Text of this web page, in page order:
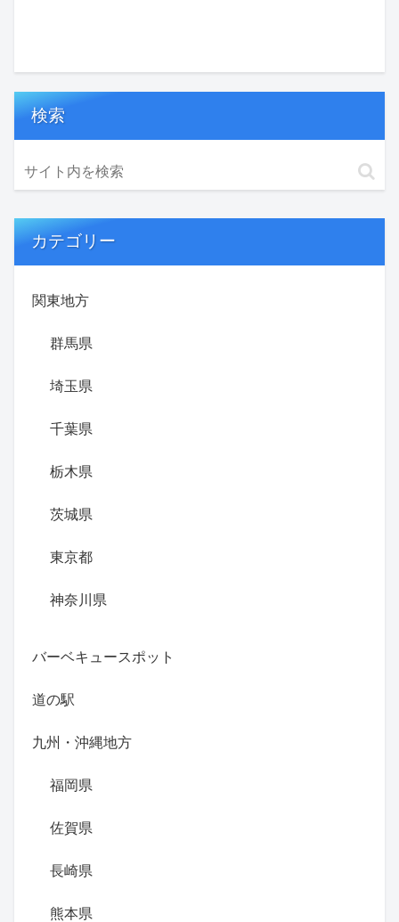
検索
カテゴリー
関東地方
群馬県
埼玉県
千葉県
栃木県
茨城県
東京都
神奈川県
バーベキュースポット
道の駅
九州・沖縄地方
福岡県
佐賀県
長崎県
熊本県